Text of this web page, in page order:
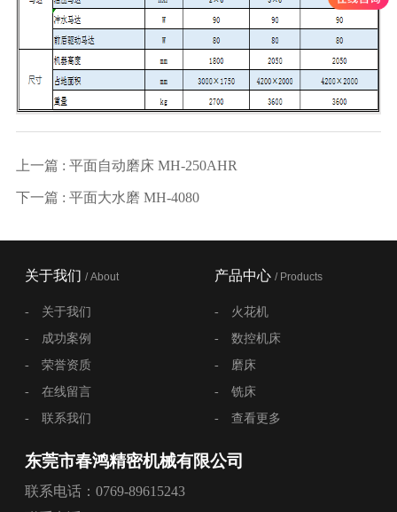
上一篇 : 平面自动磨床 MH-250AHR
下一篇 : 平面大水磨 MH-4080
关于我们 / About
-
关于我们
-
成功案例
-
荣誉资质
-
在线留言
-
联系我们
产品中心/ Products
-
火花机
-
数控机床
-
磨床
-
铣床
-
查看更多
东莞市春鸿精密机械有限公司
联系电话：0769-89615243